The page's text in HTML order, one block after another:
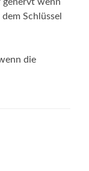
Schlüssel
die